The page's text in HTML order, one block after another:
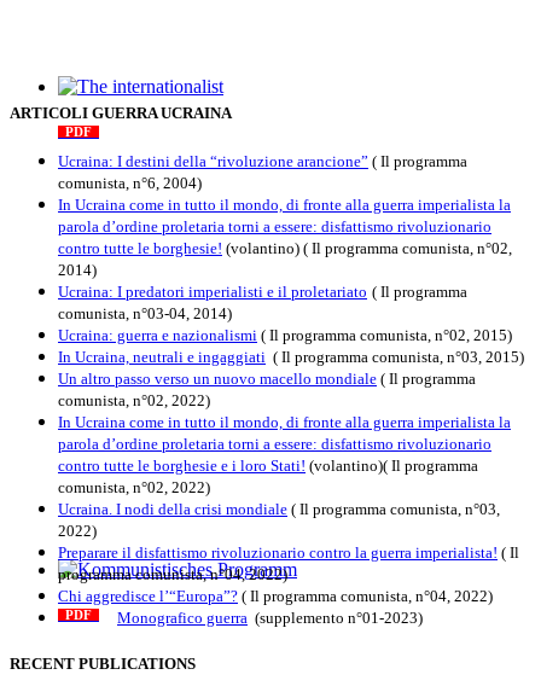
The internationalist
PDF
Kommunistisches Programm
PDF n°10 - 2026
ARTICOLI GUERRA UCRAINA
Ucraina: I destini della “rivoluzione arancione” ( Il programma
comunista, n°6, 2004)
In Ucraina come in tutto il mondo, di fronte alla guerra imperialista la
parola d’ordine proletaria torni a essere: disfattismo rivoluzionario
contro tutte le borghesie! (volantino) ( Il programma comunista, n°02,
2014)
Ucraina: I predatori imperialisti e il proletariato ( Il programma
comunista, n°03-04, 2014)
Ucraina: guerra e nazionalismi ( Il programma comunista, n°02, 2015)
In Ucraina, neutrali e ingaggiati ( Il programma comunista, n°03, 2015)
Un altro passo verso un nuovo macello mondiale ( Il programma
comunista, n°02, 2022)
In Ucraina come in tutto il mondo, di fronte alla guerra imperialista la
parola d’ordine proletaria torni a essere: disfattismo rivoluzionario
contro tutte le borghesie e i loro Stati! (volantino)( Il programma
comunista, n°02, 2022)
Ucraina. I nodi della crisi mondiale ( Il programma comunista, n°03,
2022)
Preparare il disfattismo rivoluzionario contro la guerra imperialista! ( Il
programma comunista, n°04, 2022)
Chi aggredisce l’“Europa”? ( Il programma comunista, n°04, 2022)
Monografico guerra (supplemento n°01-2023)
RECENT PUBLICATIONS